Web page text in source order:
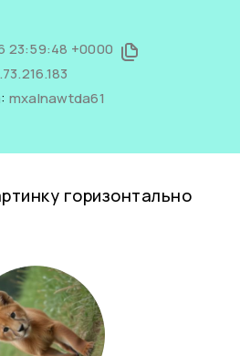
23:59:48 +0000
mxaInawtda61
горизонтально